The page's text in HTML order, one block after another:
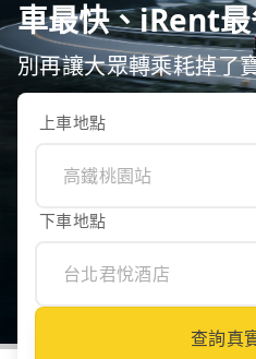
車最快、iRent
別再讓大眾轉乘耗掉了
上車地點
下車地點
查詢真